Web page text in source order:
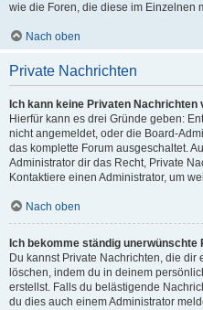
wie die Foren, die diese im Einzelnen
Nach oben
Private Nachrichten
Ich kann keine Privaten Nachrichten
Hierfür kann es drei Gründe geben:
nicht angemeldet, oder die Board-
das komplette Forum ausgeschaltet.
Administrator dir das Recht, Private
Kontaktiere einen Administrator, um
Nach oben
Ich bekomme ständig
Du kannst Private Nachrichten, die dir
löschen, indem du in deinem
erstellst. Falls du belästigende
du dies auch einem Administrator